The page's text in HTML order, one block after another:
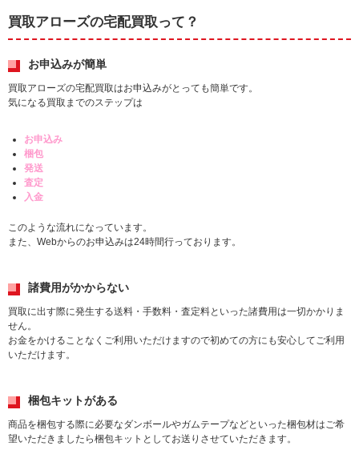
買取アローズの宅配買取って？
お申込みが簡単
買取アローズの宅配買取はお申込みがとっても簡単です。
気になる買取までのステップは
お申込み
梱包
発送
査定
入金
このような流れになっています。
また、Webからのお申込みは24時間行っております。
諸費用がかからない
買取に出す際に発生する送料・手数料・査定料といった諸費用は一切かかりま
せん。
お金をかけることなくご利用いただけますので初めての方にも安心してご利用
いただけます。
梱包キットがある
商品を梱包する際に必要なダンボールやガムテープなどといった梱包材はご希
望いただきましたら梱包キットとしてお送りさせていただきます。